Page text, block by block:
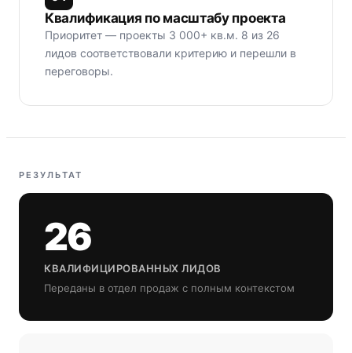
Квалификация по масштабу проекта
Приоритет — проекты 3 000+ кв.м. 8 из 26
лидов соответствовали критерию и перешли в
переговоры.
РЕЗУЛЬТАТ
26
КВАЛИФИЦИРОВАННЫХ ЛИДОВ
Переданы в отдел продаж с полным контекстом